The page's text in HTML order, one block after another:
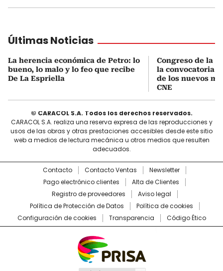
Últimas Noticias
La herencia económica de Petro: lo
bueno, lo malo y lo feo que recibe
De La Espriella
Congreso de la
la convocatoria
de los nuevos
CNE
© CARACOL S.A. Todos los derechos reservados.
CARACOL S.A. realiza una reserva expresa de las reproducciones y
usos de las obras y otras prestaciones accesibles desde este sitio
web a medios de lectura mecánica u otros medios que resulten
adecuados.
Contacto Contacto Ventas
Newsletter
Pago electrónico clientes
Alta de Clientes
Registro de proveedores
Aviso legal
Política de Protección de Datos
Política de cookies
Configuración de cookies
Transparencia Código Ético